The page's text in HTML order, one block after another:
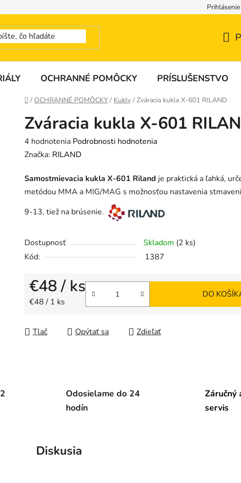
Prihlásenie
OCHRANNÉ POMÔCKY PRÍSLUŠENSTVO
Domov
/ OCHRANNÉ POMÔCKY / Kukly / Zváracia kukla X-601 RILAND
Zváracia kukla X-601
Priemerné
hodnotenie
je
2,3
z
4 hodnotenia Podrobnosti hodnotenia
Značka: RILAND
Samostmievacia kukla X-601 Riland je praktická a ľahká,
metódou MMA a MIG/MAG s možnosťou nastavenia
9-13, tiež na brúsenie.
Dostupnosť Skladom (2 ks)
Kód:
1387
€48/ ks
Jednotková cena:
€48 / 1 ks
DO
Tlač Opýtať sa Zdieľať
Odosielame do 24
hodín
Záručný
servis
Diskusia